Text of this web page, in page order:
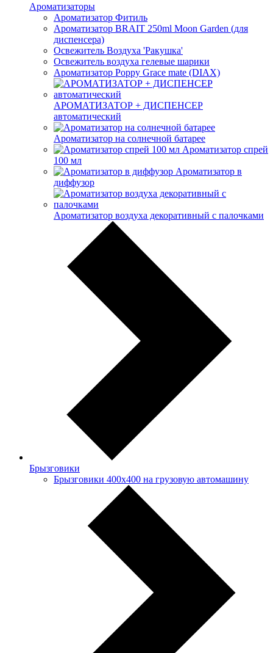
Ароматизаторы
Ароматизатор Фитиль
Ароматизатор BRAIT 250ml Moon Garden (для
диспенсера)
Освежитель Воздуха 'Ракушка'
Освежитель воздуха гелевые шарики
Ароматизатор Poppy Grace mate (DIAX)
АРОМАТИЗАТОР + ДИСПЕНСЕР
автоматический
Ароматизатор на солнечной батарее
Ароматизатор спрей
100 мл
Ароматизатор в
диффузор
Ароматизатор воздуха декоративный с палочками
Брызговики
Брызговики 400х400 на грузовую автомашину